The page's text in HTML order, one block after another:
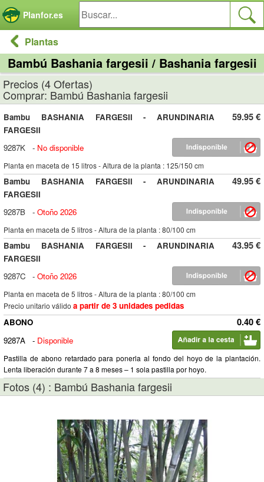
Planfor.es
Plantas
Bambú Bashania fargesii / Bashania fargesii
Precios (4 Ofertas)
Comprar: Bambú Bashania fargesii
59.95 €
Bambu BASHANIA FARGESII - ARUNDINARIA
FARGESII
9287K
- No disponible
Planta en maceta de 15 litros - Altura de la planta : 125/150 cm
49.95 €
Bambu BASHANIA FARGESII - ARUNDINARIA
FARGESII
9287B
- Otoño 2026
Planta en maceta de 5 litros - Altura de la planta : 80/100 cm
43.95 €
Bambu BASHANIA FARGESII - ARUNDINARIA
FARGESII
9287C
- Otoño 2026
Planta en maceta de 5 litros - Altura de la planta : 80/100 cm
Precio unitario válido a partir de 3 unidades pedidas
0.40 €
ABONO
9287A
- Disponible
Pastilla de abono retardado para ponerla al fondo del hoyo de la plantación.
Lenta liberación durante 7 a 8 meses – 1 sola pastilla por hoyo.
Fotos (4) : Bambú Bashania fargesii
Panel de gestión de cookies